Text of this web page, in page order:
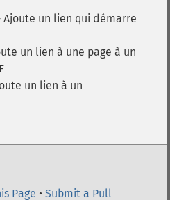
Ajoute un lien qui démarre
un lien à une page à un
un lien à un
Page • Submit a Pull